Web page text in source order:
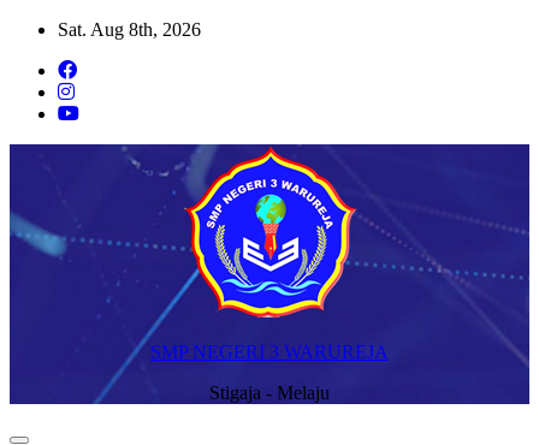
Skip
content
Sat. Aug 8th, 2026
SMP NEGERI 3 WARUREJA
Stigaja - Melaju